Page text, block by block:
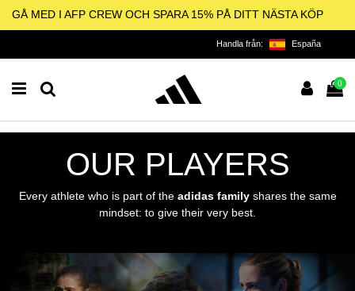
GÅ MED I AFP CREW OCH SPARA 15% PÅ DITT NÄSTA KÖP
Handla från: España
0
OUR PLAYERS
Every athlete who is part of the adidas familyshares the same
mindset: to give their very best.